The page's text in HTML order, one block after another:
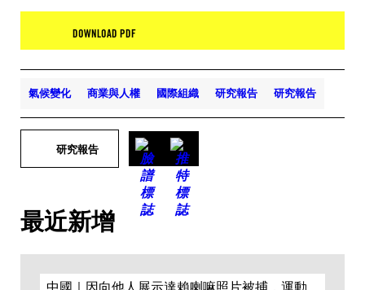
DOWNLOAD PDF
氣候變化 商業與人權 國際組織 研究報告 研究報告
研究報告
最近新增